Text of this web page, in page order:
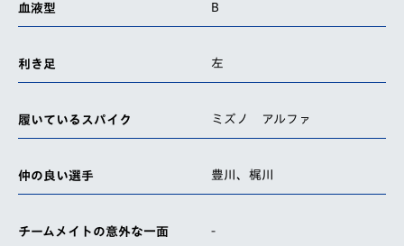
血液型 B
利き足 左
履いているスパイク ミズノ アルファ
仲の良い選手 豊川、梶川
チームメイトの意外な一面 -